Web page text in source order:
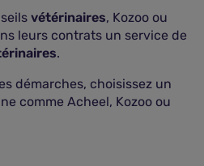
vétérinaires, Kozoo ou
leurs contrats un service de
.
démarches, choisissez un
comme Acheel, Kozoo ou